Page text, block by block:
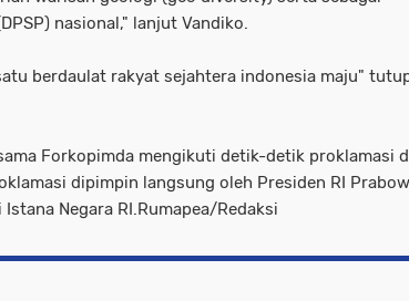
nasional," lanjut Vandiko.
berdaulat rakyat sejahtera indonesia maju"
Forkopimda mengikuti detik-detik proklamasi
dipimpin langsung oleh Presiden RI
Negara RI.Rumapea/Redaksi